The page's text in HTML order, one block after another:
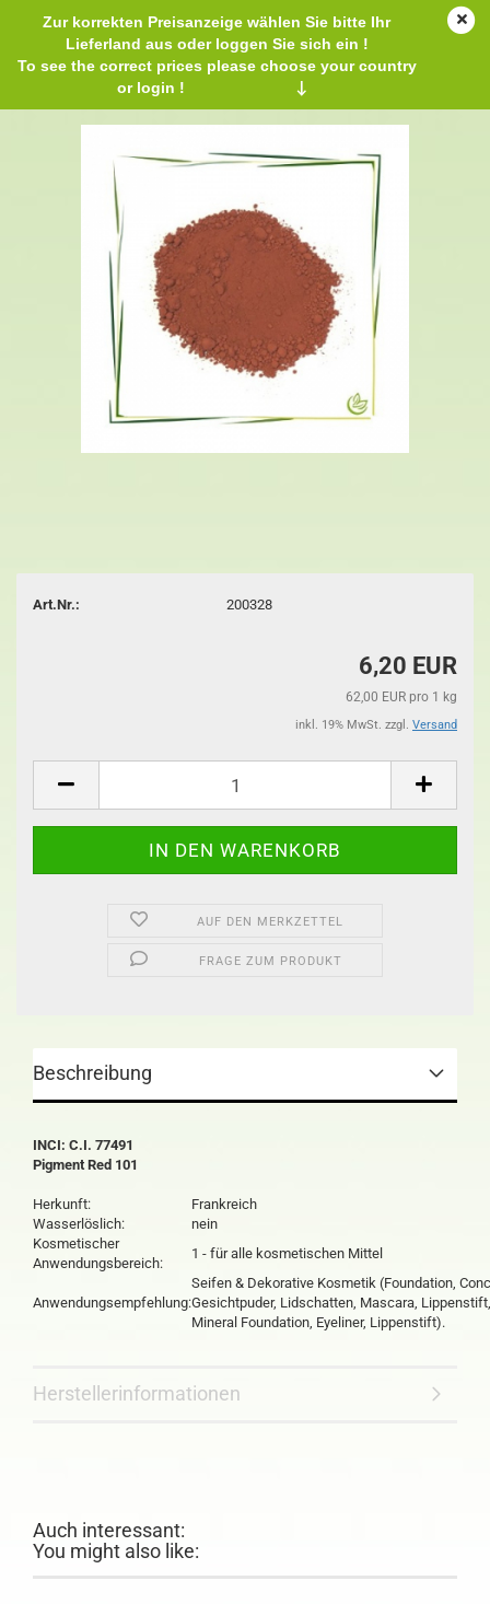
Zur korrekten Preisanzeige wählen Sie bitte Ihr
Lieferland aus oder loggen Sie sich ein !
To see the correct prices please choose your country
or login !
↓
Eisenoxid rot 100 g
Art.Nr.: 200328
6,20 EUR
62,00 EUR pro 1 kg
inkl. 19% MwSt. zzgl. Versand
AUF DEN MERKZETTEL
FRAGE ZUM PRODUKT
Beschreibung
INCI: C.I. 77491
Pigment Red 101
Herkunft:
Frankreich
Wasserlöslich:
nein
Kosmetischer
Anwendungsbereich:
1 - für alle kosmetischen Mittel
Anwendungsempfehlung:
Seifen & Dekorative Kosmetik (Foundation,
Gesichtpuder, Lidschatten, Mascara,
Mineral Foundation, Eyeliner, Lippenstift).
Herstellerinformationen
Auch interessant:
You might also like: